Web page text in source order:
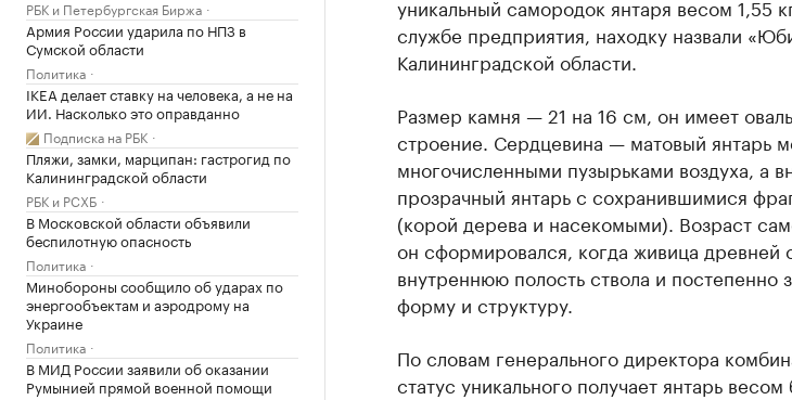
РБК и Петербургская Биржа
Армия России ударила по НПЗ в
Сумской области
Политика
IKEA делает ставку на человека, а не на
ИИ. Насколько это оправданно
Подписка на РБК
Пляжи, замки, марципан: гастрогид по
Калининградской области
РБК и РСХБ
В Московской области объявили
беспилотную опасность
Политика
Минобороны сообщило об ударах по
энергообъектам и аэродрому на
Украине
Политика
В МИД России заявили об оказании
Румынией прямой военной помощи
уникальный самородок янтаря весом 1,55
службе предприятия, находку назвали
Калининградской области.
Размер камня — 21 на 16 см, он имеет
строение. Сердцевина — матовый янтарь
многочисленными пузырьками воздуха, а
прозрачный янтарь с сохранившимися
(корой дерева и насекомыми). Возраст
он сформировался, когда живица древней
внутреннюю полость ствола и постепенно
форму и структуру.
По словам генерального директора
статус уникального получает янтарь